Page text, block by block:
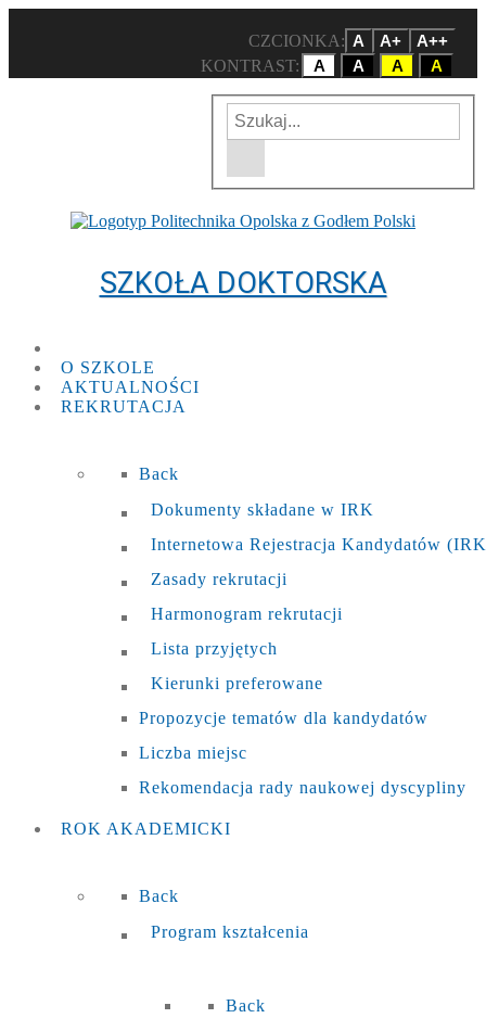
CZCIONKA: A A+
A++
KONTRAST:
A A A A
SZKOŁA DOKTORSKA
Wyszukiwarka w witrynie
Wpisz szukaną frazę
O SZKOLE
AKTUALNOŚCI
REKRUTACJA
Back
Dokumenty składane w IRK
Internetowa Rejestracja Kandydatów
Zasady rekrutacji
Harmonogram rekrutacji
Lista przyjętych
Kierunki preferowane
Propozycje tematów dla kandydatów
Liczba miejsc
Rekomendacja rady naukowej dyscypliny
ROK AKADEMICKI
Back
Program kształcenia
Back